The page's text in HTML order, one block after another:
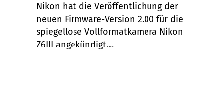
Nikon hat die Veröffentlichung der
neuen Firmware-Version 2.00 für die
spiegellose Vollformatkamera Nikon
Z6III angekündigt....